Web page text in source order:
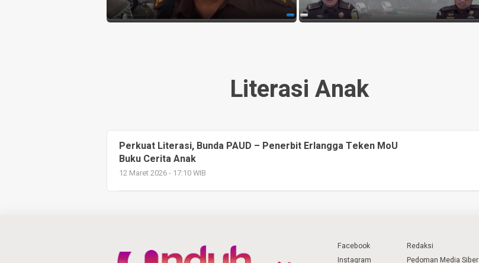
Literasi Anak
Perkuat Literasi, Bunda PAUD – Penerbit Erlangga Teken MoU
Buku Cerita Anak
12 Maret 2026 - 17:10 WIB
Facebook
Instagram
Redaksi
Pedoman Media Siber